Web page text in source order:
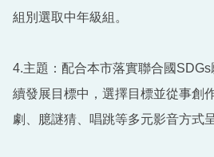
組別選取中年級組。
4.主題：配合本市落實聯合國
續發展目標中，選擇目標並從事創
劇、臆謎猜、唱跳等多元影音方式呈